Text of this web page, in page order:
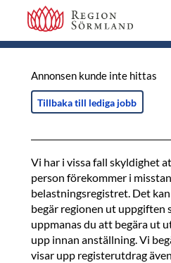
Annonsen kunde inte hittas
Tillbaka till lediga jobb
Vi har i vissa fall skyldighet
person förekommer i
belastningsregistret. Det
begär regionen ut uppgiften
uppmanas du att begära ut
upp innan anställning. Vi
visar upp registerutdrag